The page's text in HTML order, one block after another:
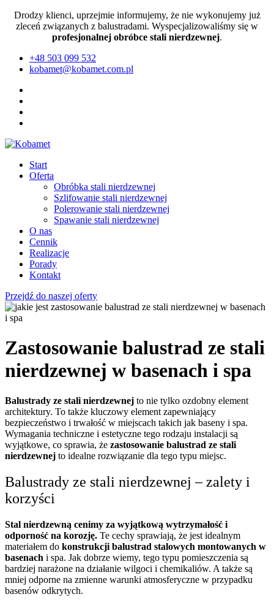
Drodzy klienci, uprzejmie informujemy, że nie wykonujemy już
zleceń związanych z balustradami. Wyspecjalizowaliśmy się w
profesjonalnej obróbce stali nierdzewnej.
+48 503 099 532
kobamet@kobamet.com.pl
Start
Oferta
Obróbka stali nierdzewnej
Szlifowanie stali nierdzewnej
Polerowanie stali nierdzewnej
Spawanie stali nierdzewnej
O nas
Cennik
Realizacje
Porady
Kontakt
Przejdź do naszej oferty
Zastosowanie balustrad ze stali
nierdzewnej w basenach i spa
Balustrady ze stali nierdzewnej to nie tylko ozdobny element
architektury. To także kluczowy element zapewniający
bezpieczeństwo i trwałość w miejscach takich jak baseny i spa.
Wymagania techniczne i estetyczne tego rodzaju instalacji są
wyjątkowe, co sprawia, że zastosowanie balustrad ze stali
nierdzewnej to idealne rozwiązanie dla tego typu miejsc.
Balustrady ze stali nierdzewnej – zalety i
korzyści
Stal nierdzewną cenimy za wyjątkową wytrzymałość i
odporność na korozję. Te cechy sprawiają, że jest idealnym
materiałem do konstrukcji balustrad stalowych montowanych w
basenach i spa. Jak dobrze wiemy, tego typu pomieszczenia są
bardziej narażone na działanie wilgoci i chemikaliów. A także są
mniej odporne na zmienne warunki atmosferyczne w przypadku
basenów odkrytych.